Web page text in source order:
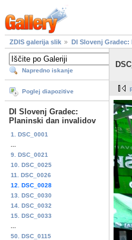
ZDIS galerija slik DI Slovenj
Napredno iskanje
Poglej diapozitive
DI Slovenj Gradec:
Planinski dan invalidov
1. DSC_0001
9. DSC_0021
10. DSC_0025
11. DSC_0026
12. DSC_0028
13. DSC_0030
14. DSC_0032
15. DSC_0033
50. DSC_0115